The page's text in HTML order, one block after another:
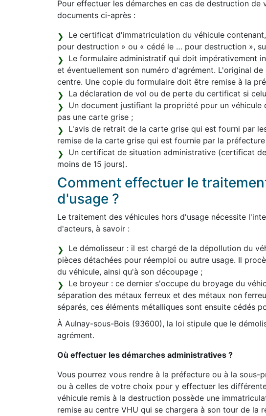
Pour effectuer les démarches en cas de destruction de
documents ci-après :
Le certificat d'immatriculation du véhicule
pour destruction » ou « cédé le … pour destruction »,
Le formulaire administratif qui doit impérativement
et éventuellement son numéro d'agrément. L'original
centre. Une copie du formulaire doit être remise à la
La déclaration de vol ou de perte du certificat si
Un document justifiant la propriété pour un véhicule
pas une carte grise ;
L'avis de retrait de la carte grise qui est fourni par
remise de la carte grise qui est fournie par la
Un certificat de situation administrative (certificat
moins de 15 jours).
Comment effectuer le
d'usage ?
Le traitement des véhicules hors d'usage nécessite
d'acteurs, à savoir :
Le démolisseur : il est chargé de la dépollution du
pièces détachées pour réemploi ou autre usage. Il
du véhicule, ainsi qu'à son découpage ;
Le broyeur : ce dernier s'occupe du broyage du
séparation des métaux ferreux et des métaux non
séparés, ces éléments métalliques sont ensuite cédés
À Aulnay-sous-Bois (93600), la loi stipule que le
agrément.
Où effectuer les démarches administratives ?
Vous pourrez vous rendre à la préfecture ou à la sous-
ou à celles de votre choix pour y effectuer les
véhicule remis à la destruction possède une
remise au centre VHU qui se chargera à son tour de la